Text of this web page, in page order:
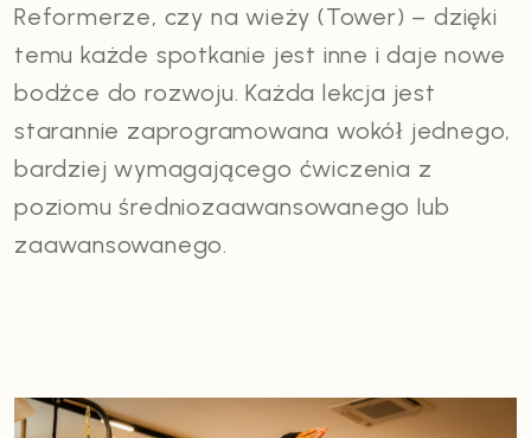
Reformerze, czy na wieży (Tower) – dzięki
temu każde spotkanie jest inne i daje nowe
bodźce do rozwoju. Każda lekcja jest
starannie zaprogramowana wokół jednego,
bardziej wymagającego ćwiczenia z
poziomu średniozaawansowanego lub
zaawansowanego.